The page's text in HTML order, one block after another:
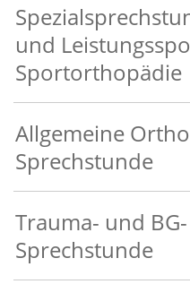
und
Sportorthopädie
Allgemeine
Sprechstunde
Trauma- und BG-
Sprechstunde